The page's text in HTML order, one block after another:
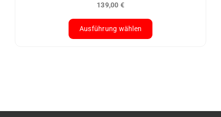
139,00 €
Ausführung wählen
auf.